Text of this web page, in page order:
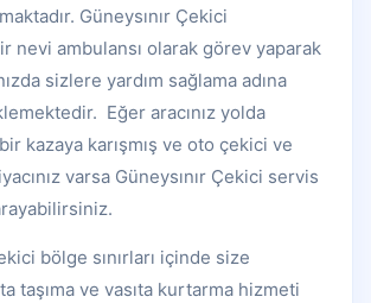
Güneysınır Çekici
nevi ambulansı olarak görev yaparak
sizlere yardım sağlama adına
Eğer aracınız yolda
kazaya karışmış ve oto çekici ve
varsa Güneysınır Çekici servis
bölge sınırları içinde size
taşıma ve vasıta kurtarma hizmeti